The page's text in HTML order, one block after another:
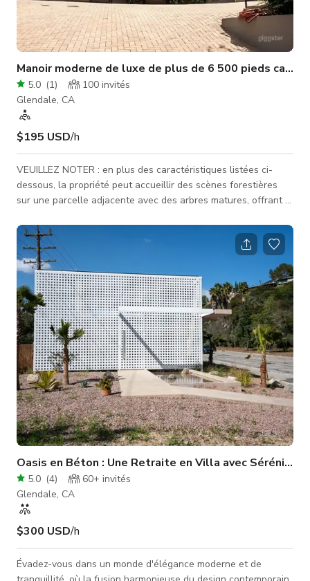
Manoir moderne de luxe de plus de 6 500 pieds
5.0 (1) 100 invités
Glendale, CA
$195 USD/h
VEUILLEZ NOTER : en plus des caractéristiques listées ci-
dessous, la propriété peut accueillir des scènes forestières
sur une parcelle adjacente avec des arbres matures, offrant la
ville. Bienvenue sur votre prochain lieu de production : une
maison architecturale dramatique perchée au-dessus du
canyon à Glendale, offrant une vue panoramique sur la cime
des arbres et la vallée, plusieurs niveaux d'espaces de vie et
de d
Oasis en Béton : Une Retraite en Villa avec Sérénité
5.0 (4) 60+ invités
Glendale, CA
$300 USD/h
Évadez-vous dans un monde d'élégance moderne et de